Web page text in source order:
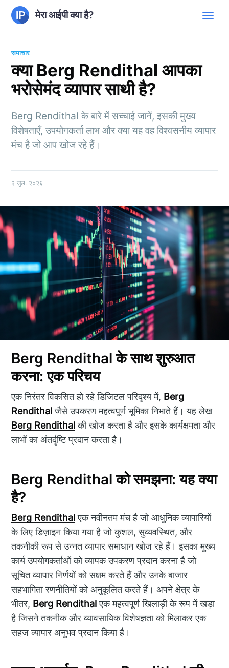
मेरा आईपी क्या है?
समाचार
क्या Berg Rendithal आपका
भरोसेमंद व्यापार साथी है?
Berg Rendithal के बारे में सच्चाई जानें, इसकी मुख्य
विशेषताएँ, उपयोगकर्ता लाभ और क्या यह वह विश्वसनीय व्यापार
मंच है जो आप खोज रहे हैं।
२ जुल. २०२६
Berg Rendithal के साथ शुरुआत
करना: एक परिचय
एक निरंतर विकसित हो रहे डिजिटल परिदृश्य में, Berg
Rendithalजैसे उपकरण महत्वपूर्ण भूमिका निभाते हैं। यह लेख
Berg Rendithalकी खोज करता है और इसके कार्यक्षमता और
लाभों का अंतर्दृष्टि प्रदान करता है।
Berg Rendithal को समझना: यह क्या
है?
Berg Rendithalएक नवीनतम मंच है जो आधुनिक व्यापारियों
के लिए डिज़ाइन किया गया है जो कुशल, सुव्यवस्थित, और
तकनीकी रूप से उन्नत व्यापार समाधान खोज रहे हैं। इसका मुख्य
कार्य उपयोगकर्ताओं को व्यापक उपकरण प्रदान करना है जो
सूचित व्यापार निर्णयों को सक्षम करते हैं और उनके बाजार
सहभागिता रणनीतियों को अनुकूलित करते हैं। अपने क्षेत्र के
भीतर, Berg Rendithalएक महत्वपूर्ण खिलाड़ी के रूप में खड़ा
है जिसने तकनीक और व्यावसायिक विशेषज्ञता को मिलाकर एक
सहज व्यापार अनुभव प्रदान किया है।